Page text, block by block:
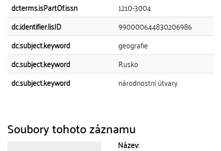
dcterms.isPartOf.issn
1210-3004
dc.identifier.lisID
990000644830206986
dc.subject.keyword
geografie
dc.subject.keyword
Rusko
dc.subject.keyword
národnostní útvary
Soubory tohoto záznamu
Název: